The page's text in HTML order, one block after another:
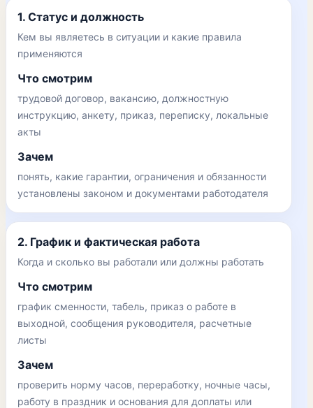
1. Статус и должность
Кем вы являетесь в ситуации и какие правила
применяются
Что смотрим
трудовой договор, вакансию, должностную
инструкцию, анкету, приказ, переписку, локальные
акты
Зачем
понять, какие гарантии, ограничения и обязанности
установлены законом и документами работодателя
2. График и фактическая работа
Когда и сколько вы работали или должны работать
Что смотрим
график сменности, табель, приказ о работе в
выходной, сообщения руководителя, расчетные
листы
Зачем
проверить норму часов, переработку, ночные часы,
работу в праздник и основания для доплаты или